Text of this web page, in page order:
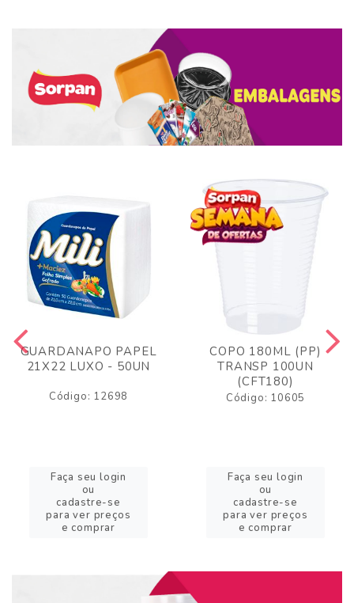
GUARDANAPO PAPEL
21X22 LUXO - 50UN
Código: 12698
Faça seu login
ou
cadastre-se
para ver preços
e comprar
COPO 180ML (PP)
TRANSP 100UN
(CFT180)
Código: 10605
Faça seu login
ou
cadastre-se
para ver preços
e comprar